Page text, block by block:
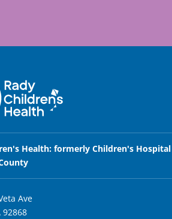
Health: formerly Children's Hospital
Ave
92868